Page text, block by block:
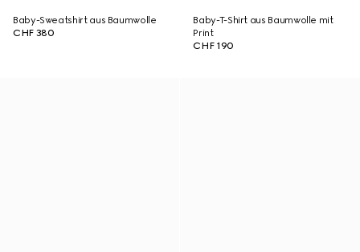
Baby-Sweatshirt aus Baumwolle
CHF 380
Baby-T-Shirt aus Baumwolle mit
Print
CHF 190